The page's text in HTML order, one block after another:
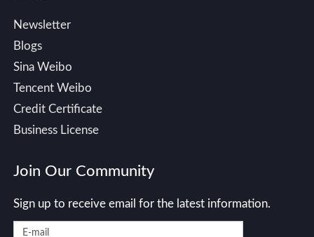
Newsletter
Blogs
Sina Weibo
Tencent Weibo
Credit Certificate
Business License
Join Our Community
Sign up to receive email for the latest information.